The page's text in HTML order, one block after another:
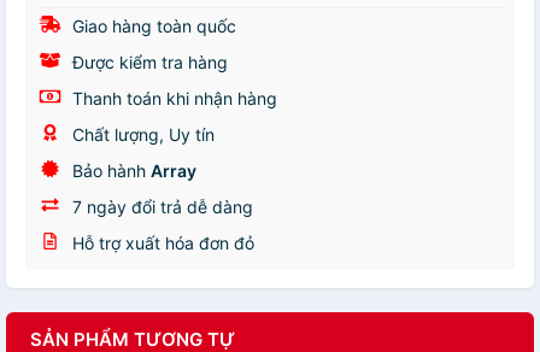
Giao hàng toàn quốc
Được kiểm tra hàng
Thanh toán khi nhận hàng
Chất lượng, Uy tín
Bảo hành Array
7 ngày đổi trả dễ dàng
Hỗ trợ xuất hóa đơn đỏ
SẢN PHẨM TƯƠNG TỰ